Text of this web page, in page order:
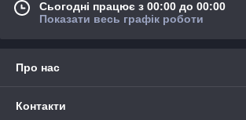
Сьогодні працює з 00:00 до 00:00
Показати весь графік роботи
Про нас
Контакти